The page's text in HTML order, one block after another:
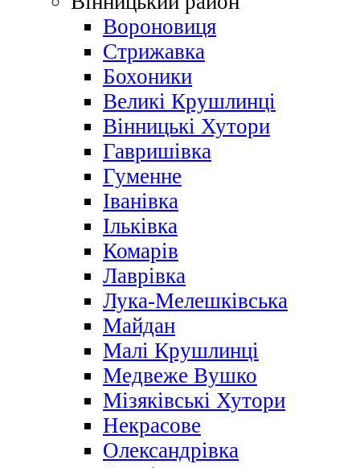
Вороновиця
Стрижавка
Бохоники
Великі Крушлинці
Вінницькі Хутори
Гавришівка
Гуменне
Іванівка
Ільківка
Комарів
Лаврівка
Лука-Мелешківська
Майдан
Малі Крушлинці
Медвеже Вушко
Мізяківські Хутори
Некрасове
Олександрівка